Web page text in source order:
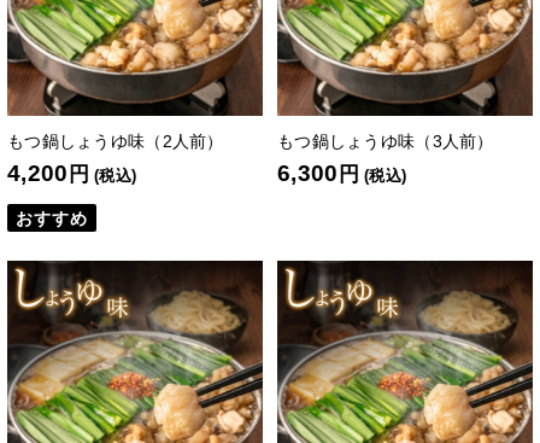
もつ鍋しょうゆ味（2人前）
4,200 円 (税込)
おすすめ
もつ鍋しょうゆ味（3人前）
6,300 円 (税込)